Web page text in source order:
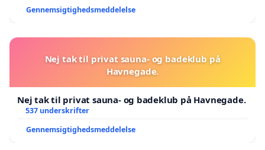
Gennemsigtighedsmeddelelse
Nej tak til privat sauna- og badeklub på
Havnegade.
Nej tak til privat sauna- og badeklub på Havnegade.
537 underskrifter
Gennemsigtighedsmeddelelse